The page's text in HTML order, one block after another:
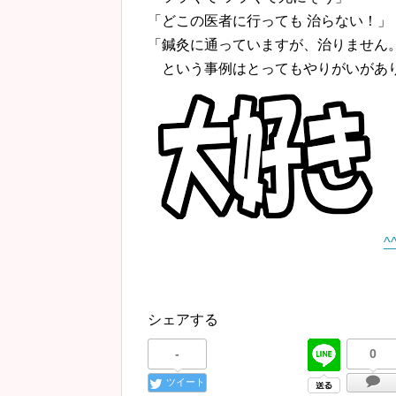
「どこの医者に行って も 治らない！」
「鍼灸に通っていますが、治りません
という事例はとってもやりがいがあ
シェアする
-
ツイート
0